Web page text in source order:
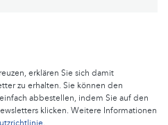
erklären Sie sich damit
zu erhalten. Sie können den
abbestellen, indem Sie auf den
klicken. Weitere Informationen